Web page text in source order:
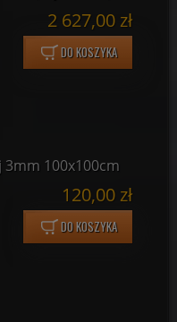
2 627,00 zł
DO KOSZYKA
3mm 100x100cm
120,00 zł
DO KOSZYKA